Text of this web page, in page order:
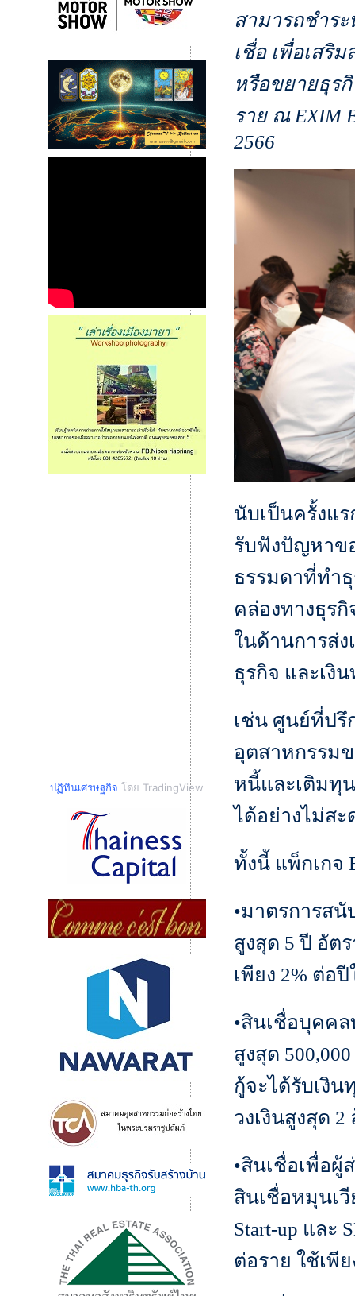
ปฏิทินเศรษฐกิจ โดย TradingView
สามารถชำร
เชื่อ เพื่อเสริ
หรือขยายธุร
ราย ณ EXIM
2566
นับเป็นครั้งแร
รับฟังปัญหาข
ธรรมดาที่ทำ
คล่องทางธุร
ในด้านการส่ง
ธุรกิจ และเงิ
เช่น ศูนย์ที่ปรึ
อุตสาหกรรมข
หนี้และเติมทุ
ได้อย่างไม่สะ
ทั้งนี้ แพ็กเกจ
•มาตรการส
สูงสุด 5 ปี อัต
เพียง 2% ต่อ
•สินเชื่อบุคคล
สูงสุด
กู้จะได้รับเงิ
วงเงินสูงสุด
•สินเชื่อเพื่อผู้
สินเชื่อหมุนเ
Start-up และ
ต่อราย ใช้เพี